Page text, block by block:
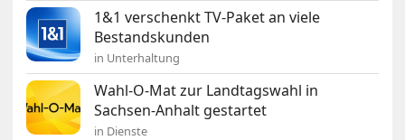
1&1 verschenkt TV-Paket an viele
Bestandskunden
in Unterhaltung
Wahl-O-Mat zur Landtagswahl in
Sachsen-Anhalt gestartet
in Dienste